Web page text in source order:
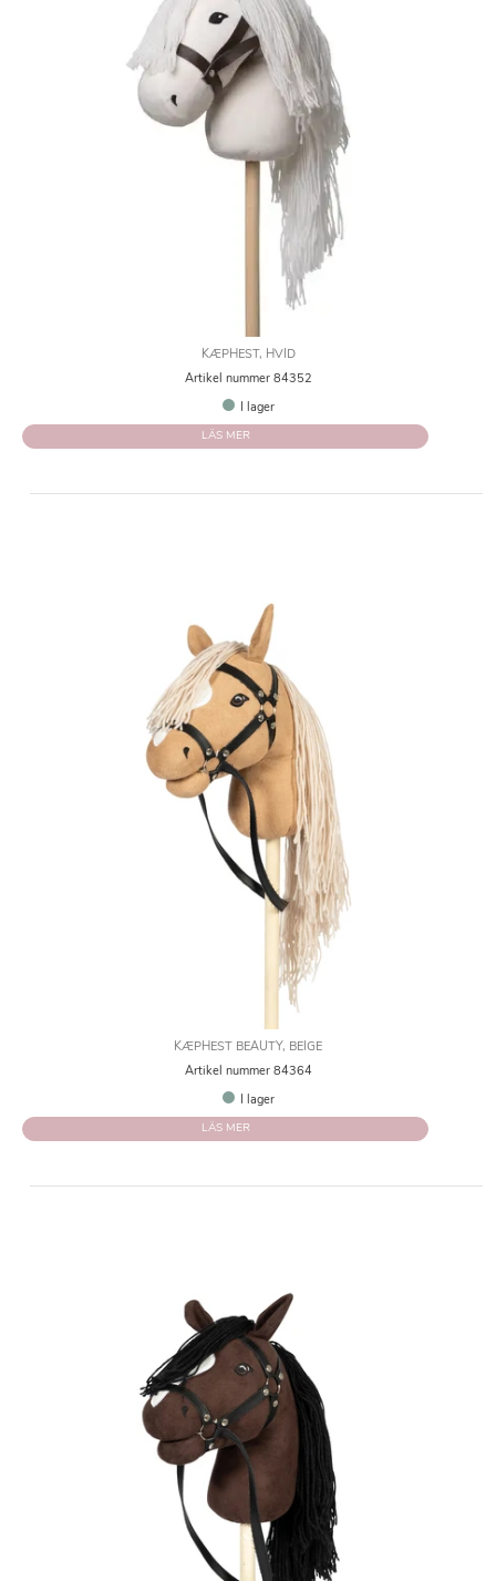
KÆPHEST, HVID
Artikel nummer 84352
I lager
LÄS MER
KÆPHEST BEAUTY, BEIGE
Artikel nummer 84364
I lager
LÄS MER